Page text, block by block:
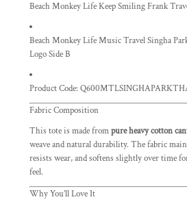
Beach Monkey Life Keep Smiling Frank
Beach Monkey Life Music Travel Singha
Logo Side B
Product Code:
Fabric Composition
This tote is made frompure heavy cotton
weave and natural durability. The fabric
resists wear, and softens slightly over time
feel.
Why You’ll Love It